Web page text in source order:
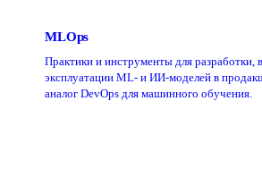
MLOps
Практики и инструменты для разработки,
эксплуатации ML- и ИИ-моделей в
аналог DevOps для машинного обучения.